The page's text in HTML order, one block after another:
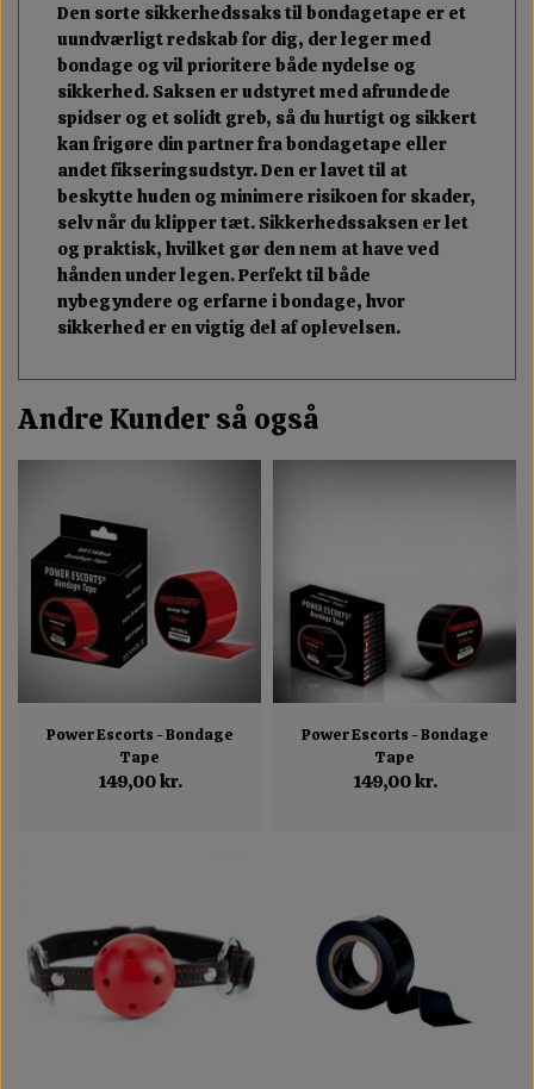
Den sorte sikkerhedssaks til bondagetape er et
uundværligt redskab for dig, der leger med
bondage og vil prioritere både nydelse og
sikkerhed. Saksen er udstyret med afrundede
spidser og et solidt greb, så du hurtigt og sikkert
kan frigøre din partner fra bondagetape eller
andet fikseringsudstyr. Den er lavet til at
beskytte huden og minimere risikoen for skader,
selv når du klipper tæt. Sikkerhedssaksen er let
og praktisk, hvilket gør den nem at have ved
hånden under legen. Perfekt til både
nybegyndere og erfarne i bondage, hvor
sikkerhed er en vigtig del af oplevelsen.
Andre Kunder så også
Power Escorts - Bondage
Tape
149,00 kr.
Power Escorts - Bondage
Tape
149,00 kr.